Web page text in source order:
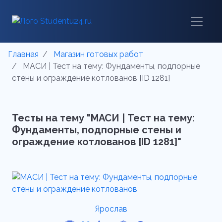
Главная
Магазин готовых работ
МАСИ | Тест на тему: Фундаменты, подпорные
стены и ограждение котлованов [ID 1281]
Тесты на тему "МАСИ | Тест на тему:
Фундаменты, подпорные стены и
ограждение котлованов [ID 1281]"
Ярослав